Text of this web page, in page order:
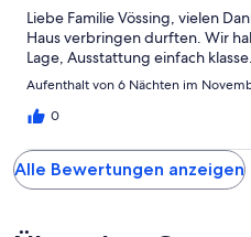
Liebe Familie Vössing, vielen
Haus verbringen durften. Wir
Lage, Ausstattung einfach klasse.
Aufenthalt von 6 Nächten im
0
Alle Bewertungen anzeigen